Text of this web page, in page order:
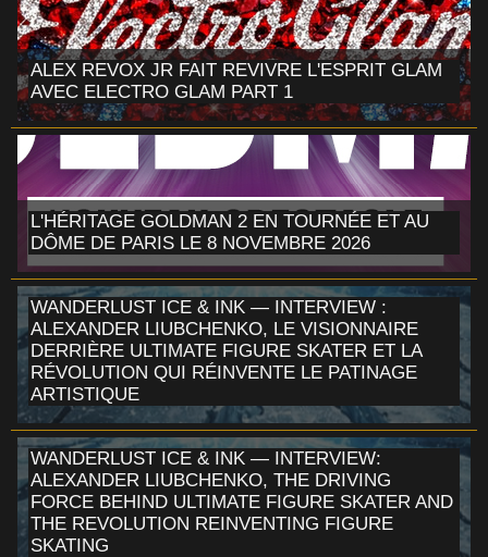
ALEX REVOX JR FAIT REVIVRE L'ESPRIT GLAM
AVEC ELECTRO GLAM PART 1
L'HÉRITAGE GOLDMAN 2 EN TOURNÉE ET AU
DÔME DE PARIS LE 8 NOVEMBRE 2026
WANDERLUST ICE & INK — INTERVIEW :
ALEXANDER LIUBCHENKO, LE VISIONNAIRE
DERRIÈRE ULTIMATE FIGURE SKATER ET LA
RÉVOLUTION QUI RÉINVENTE LE PATINAGE
ARTISTIQUE
WANDERLUST ICE & INK — INTERVIEW:
ALEXANDER LIUBCHENKO, THE DRIVING
FORCE BEHIND ULTIMATE FIGURE SKATER AND
THE REVOLUTION REINVENTING FIGURE
SKATING